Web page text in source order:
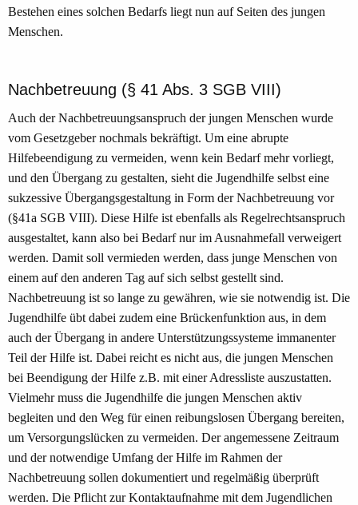
Bestehen eines solchen Bedarfs liegt nun auf Seiten des jungen
Menschen.
Nachbetreuung (§ 41 Abs. 3 SGB VIII)
Auch der Nachbetreuungsanspruch der jungen Menschen wurde
vom Gesetzgeber nochmals bekräftigt. Um eine abrupte
Hilfebeendigung zu vermeiden, wenn kein Bedarf mehr vorliegt,
und den Übergang zu gestalten, sieht die Jugendhilfe selbst eine
sukzessive Übergangsgestaltung in Form der Nachbetreuung vor
(§41a SGB VIII). Diese Hilfe ist ebenfalls als Regelrechtsanspruch
ausgestaltet, kann also bei Bedarf nur im Ausnahmefall verweigert
werden. Damit soll vermieden werden, dass junge Menschen von
einem auf den anderen Tag auf sich selbst gestellt sind.
Nachbetreuung ist so lange zu gewähren, wie sie notwendig ist. Die
Jugendhilfe übt dabei zudem eine Brückenfunktion aus, in dem
auch der Übergang in andere Unterstützungssysteme immanenter
Teil der Hilfe ist. Dabei reicht es nicht aus, die jungen Menschen
bei Beendigung der Hilfe z.B. mit einer Adressliste auszustatten.
Vielmehr muss die Jugendhilfe die jungen Menschen aktiv
begleiten und den Weg für einen reibungslosen Übergang bereiten,
um Versorgungslücken zu vermeiden. Der angemessene Zeitraum
und der notwendige Umfang der Hilfe im Rahmen der
Nachbetreuung sollen dokumentiert und regelmäßig überprüft
werden. Die Pflicht zur Kontaktaufnahme mit dem Jugendlichen